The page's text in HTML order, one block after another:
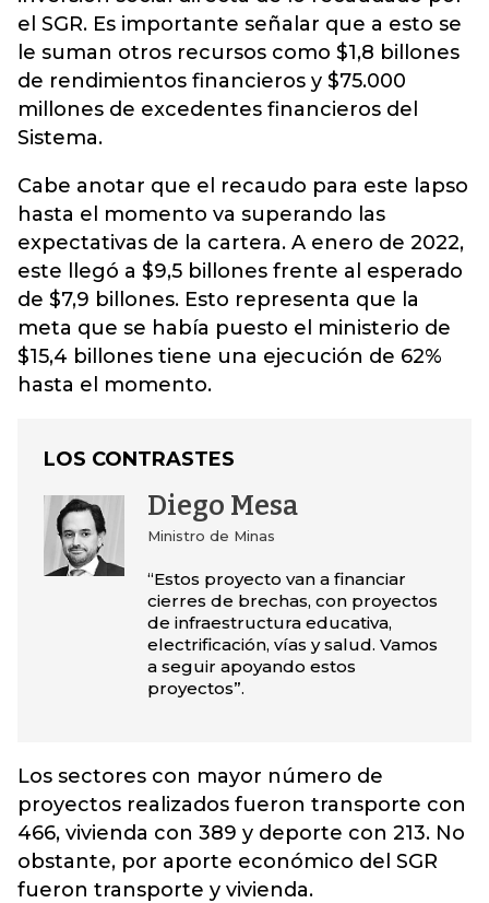
el SGR. Es importante señalar que a esto se
le suman otros recursos como $1,8 billones
de rendimientos financieros y $75.000
millones de excedentes financieros del
Sistema.
Cabe anotar que el recaudo para este lapso
hasta el momento va superando las
expectativas de la cartera. A enero de 2022,
este llegó a $9,5 billones frente al esperado
de $7,9 billones. Esto representa que la
meta que se había puesto el ministerio de
$15,4 billones tiene una ejecución de 62%
hasta el momento.
LOS CONTRASTES
Diego Mesa
Ministro de Minas
“Estos proyecto van a financiar
cierres de brechas, con proyectos
de infraestructura educativa,
electrificación, vías y salud. Vamos
a seguir apoyando estos
proyectos”.
Los sectores con mayor número de
proyectos realizados fueron transporte con
466, vivienda con 389 y deporte con 213. No
obstante, por aporte económico del SGR
fueron transporte y vivienda.